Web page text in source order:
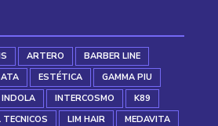
ARTERO
BARBER LINE
ESTÉTICA
GAMMA PIU
INDOLA INTERCOSMO
K89
TECNICOS LIM HAIR
MEDAVITA